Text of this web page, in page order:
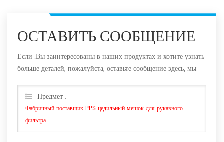
ОСТАВИТЬ СООБЩЕНИЕ
Если .Вы заинтересованы в наших продуктах и хотите узнать
больше деталей, пожалуйста, оставьте сообщение здесь, мы
Предмет :
Фабричный поставщик PPS цедильный мешок для рукавного
фильтра